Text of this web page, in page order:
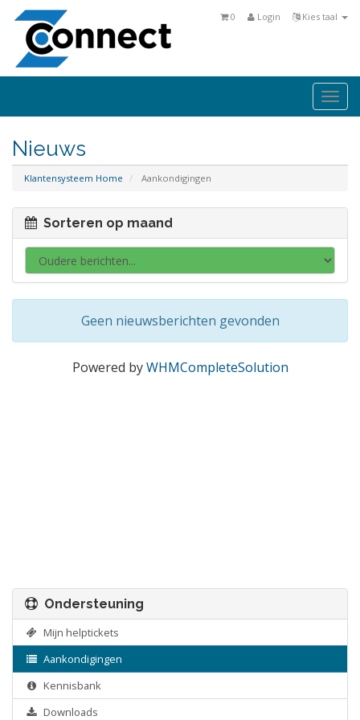
Kies taal
Login
0
Nieuws
Klantensysteem Home Aankondigingen
Sorteren op maand
Geen nieuwsberichten gevonden
Powered byWHMCompleteSolution
Ondersteuning
Mijn helptickets
Aankondigingen
Kennisbank
Downloads